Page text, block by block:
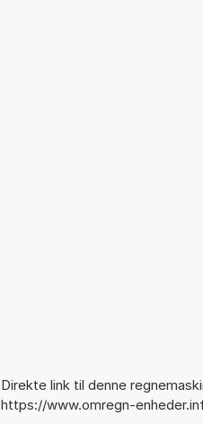
Direkte link til denne
https://www.omregn-